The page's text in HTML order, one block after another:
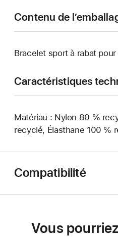
Contenu de
Bracelet sport à rabat
Caractéristiques
Matériau : Nylon 80 %
recyclé, Élasthane 100 %
Compatibilité
Vous